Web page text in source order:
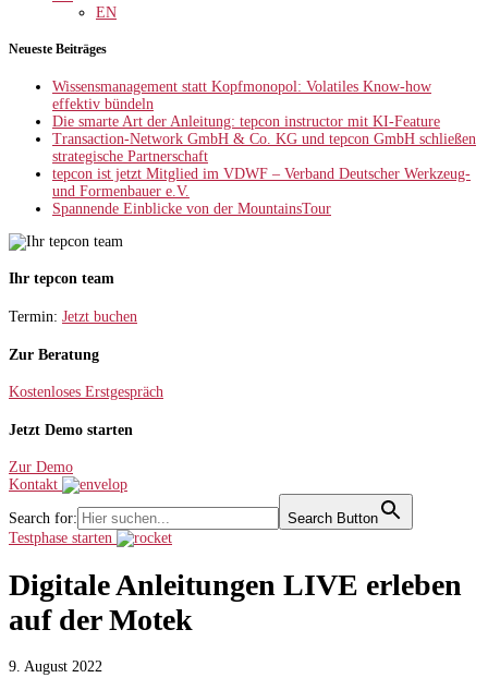
EN
Neueste Beiträges
Wissensmanagement statt Kopfmonopol: Volatiles Know-how
effektiv bündeln
Die smarte Art der Anleitung: tepcon instructor mit KI-Feature
Transaction-Network GmbH & Co. KG und tepcon GmbH schließen
strategische Partnerschaft
tepcon ist jetzt Mitglied im VDWF – Verband Deutscher Werkzeug-
und Formenbauer e.V.
Spannende Einblicke von der MountainsTour
Ihr tepcon team
Termin: Jetzt buchen
Zur Beratung
Kostenloses Erstgespräch
Jetzt Demo starten
Zur Demo
Kontakt
Search for:
Search Button
Testphase starten
Digitale Anleitungen LIVE erleben
auf der Motek
9. August 2022